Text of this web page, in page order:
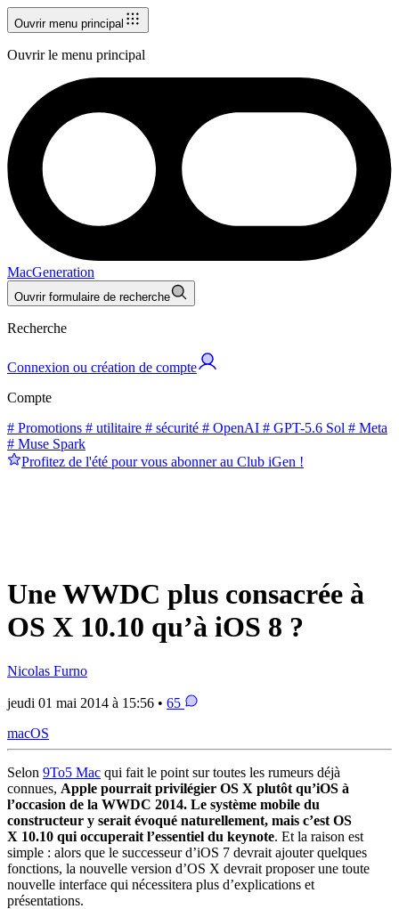
Ouvrir menu principal
Ouvrir le menu principal
MacGeneration
Ouvrir formulaire de recherche
Recherche
Connexion ou création de compte
Compte
# Promotions # utilitaire # sécurité # OpenAI # GPT-5.6 Sol # Meta
# Muse Spark
Profitez de l'été pour vous abonner au Club iGen !
Une WWDC plus consacrée à
OS X 10.10 qu’à iOS 8 ?
Nicolas Furno
jeudi 01 mai 2014 à 15:56 • 65
macOS
Selon 9To5 Mac qui fait le point sur toutes les rumeurs déjà
connues, Apple pourrait privilégier OS X plutôt qu’iOS à
l’occasion de la WWDC 2014. Le système mobile du
constructeur y serait évoqué naturellement, mais c’est OS
X 10.10 qui occuperait l’essentiel du keynote. Et la raison est
simple : alors que le successeur d’iOS 7 devrait ajouter quelques
fonctions, la nouvelle version d’OS X devrait proposer une toute
nouvelle interface qui nécessitera plus d’explications et
présentations.